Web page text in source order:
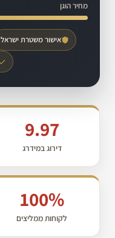
מחיר הוגן
אישור משטרת ישראל
9.97
דירוג במידרג
100%
לקוחות ממליצים